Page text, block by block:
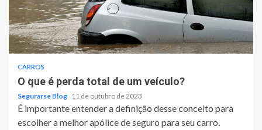
CARROS
O que é perda total de um veículo?
Segurarse Blog 11 de outubro de 2023
É importante entender a definição desse conceito para
escolher a melhor apólice de seguro para seu carro.